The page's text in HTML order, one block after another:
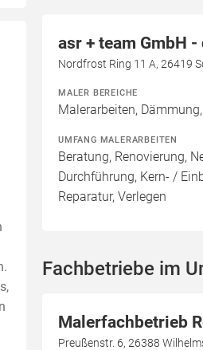
asr + team GmbH
Nordfrost Ring 11 A, 26419
MALER BEREICHE
Malerarbeiten,
UMFANG MALERARBEITEN
Beratung, Renovierung,
Durchführung, Kern- /
Reparatur, Verlegen
Fachbetriebe im
Malerfachbetrieb
Preußenstr. 6, 26388